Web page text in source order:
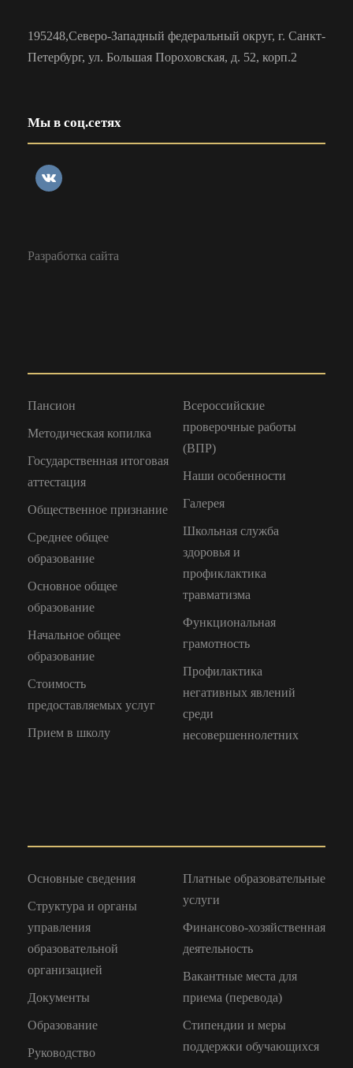
195248,Северо-Западный федеральный округ, г. Санкт-
Петербург, ул. Большая Пороховская, д. 52, корп.2
Мы в соц.сетях
Разработка сайта
Пансион
Методическая копилка
Государственная итоговая
аттестация
Общественное признание
Среднее общее
образование
Основное общее
образование
Начальное общее
образование
Стоимость
предоставляемых услуг
Прием в школу
Всероссийские
проверочные работы
(ВПР)
Наши особенности
Галерея
Школьная служба
здоровья и
профиклактика
травматизма
Функциональная
грамотность
Профилактика
негативных явлений
среди
несовершеннолетних
Основные сведения
Структура и органы
управления
образовательной
организацией
Документы
Образование
Руководство
Платные образовательные
услуги
Финансово-хозяйственная
деятельность
Вакантные места для
приема (перевода)
Стипендии и меры
поддержки обучающихся